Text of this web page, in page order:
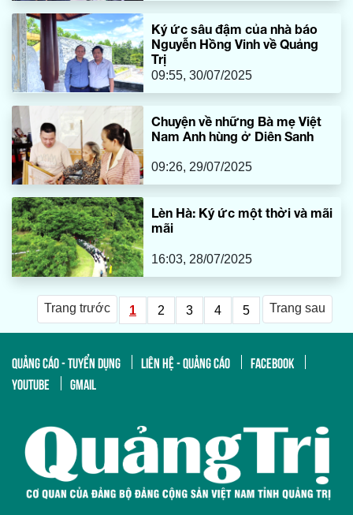
Ký ức sâu đậm của nhà báo
Nguyễn Hồng Vinh về Quảng
Trị
09:55, 30/07/2025
Chuyện về những Bà mẹ Việt
Nam Anh hùng ở Diên Sanh
09:26, 29/07/2025
Lèn Hà: Ký ức một thời và mãi
mãi
16:03, 28/07/2025
Trang trước 1 2 3 4 5 Trang sau
QUẢNG CÁO - TUYỂN DỤNG LIÊN HỆ - QUẢNG CÁO
FACEBOOK
YOUTUBE
GMAIL